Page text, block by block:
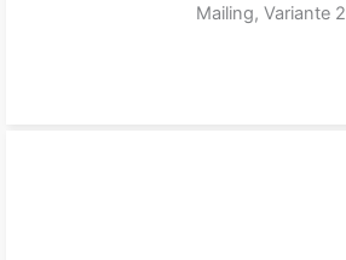
Mailing, Variante 2